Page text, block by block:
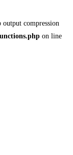
compression
on line